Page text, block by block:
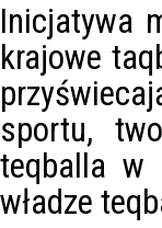
Inicjatywa
krajowe
sportu,
teqballa w
władze